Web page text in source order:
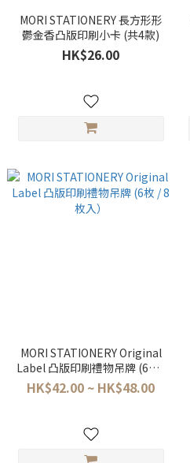
MORI STATIONERY 長方形形
鬱金香凸版印刷小卡 (共4款)
HK$26.00
MORI STATIONERY Original
Label 凸版印刷禮物吊牌 (6枚 /
8枚入）
HK$42.00 ~ HK$48.00